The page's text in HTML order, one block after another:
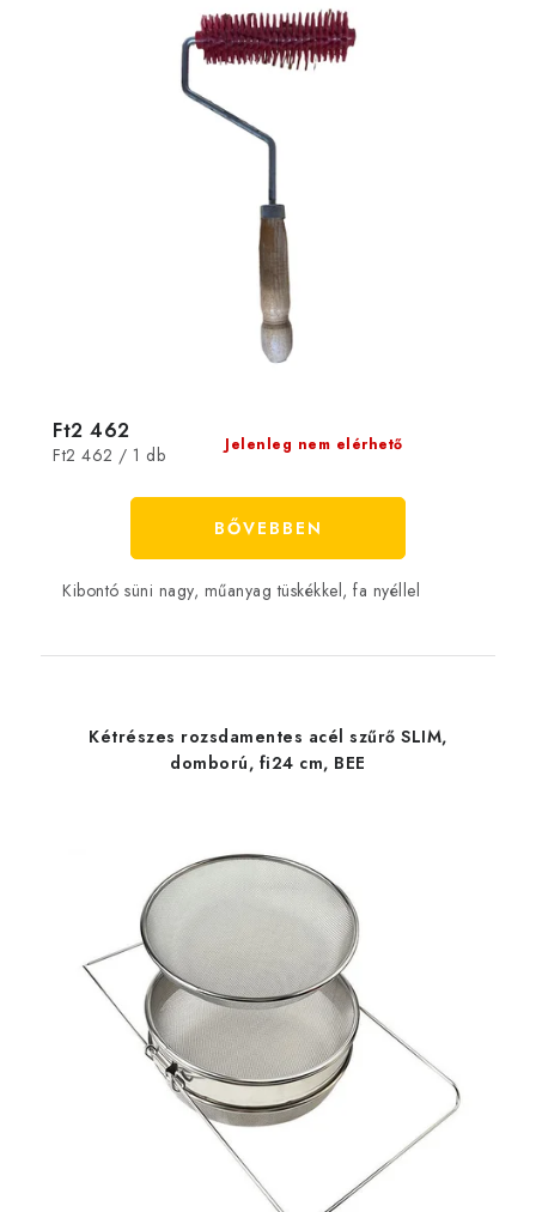
Jelenleg nem elérhető
Ft2 462
Egységár:
Ft2 462 / 1 db
BŐVEBBEN
Kibontó süni nagy, műanyag tüskékkel, fa nyéllel
Kétrészes rozsdamentes acél szűrő SLIM,
domború, fi24 cm, BEE